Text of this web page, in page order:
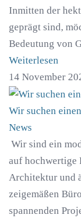
Inmitten der
geprägt sind,
Bedeutung von
Weiterlesen
14 November
Wir suchen
News
Wir sind ein
auf hochwertige
Architektur und
zeigemäßen
spannenden